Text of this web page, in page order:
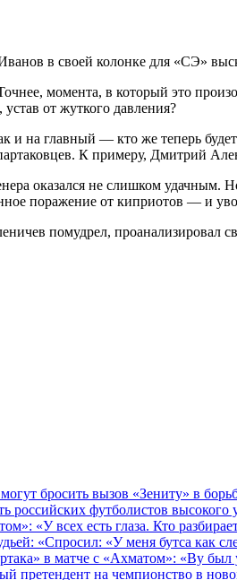
в своей колонке для «СЭ»
момента, в который это
от жуткого давления?
и на главный — кто же теперь
К примеру, Дмитрий
оказался не слишком
поражение от киприотов — и
помудрел,
бросить вызов «Зениту» в
российских футболистов высокого
«У всех есть глаза. Кто
«Спросил: «У меня бутса как
в матче с «Ахматом»: «Ву был
претендент на чемпионство в